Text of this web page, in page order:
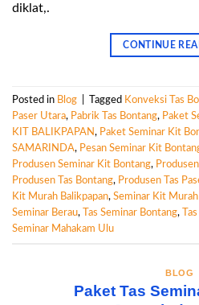
diklat,.
CONTINUE
Posted in Blog Tagged Konveksi Tas
Paser Utara, Pabrik Tas Bontang, Paket
KIT BALIKPAPAN, Paket Seminar Kit
SAMARINDA, Pesan Seminar Kit
Produsen Seminar Kit Bontang,
Produsen Tas Bontang, Produsen Tas
Kit Murah Balikpapan, Seminar Kit
Seminar Berau, Tas Seminar Bontang,
Seminar Mahakam Ulu
BLOG
Paket Tas